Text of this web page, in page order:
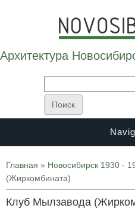
Архитектура
Вы здесь
Главная » Новосибирск 1930 -
(Жиркомбината)
Клуб Мылзавода